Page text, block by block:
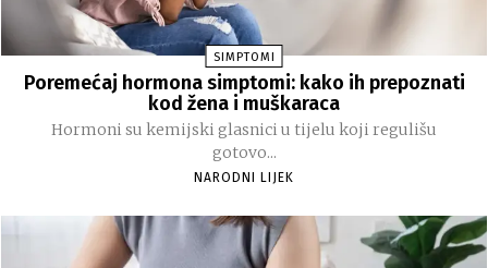
SIMPTOMI
Poremećaj hormona simptomi: kako ih prepoznati
kod žena i muškaraca
Hormoni su kemijski glasnici u tijelu koji regulišu
gotovo...
NARODNI LIJEK